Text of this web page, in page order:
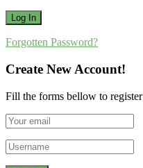
Forgotten Password?
Create New Account!
Fill the forms bellow to register